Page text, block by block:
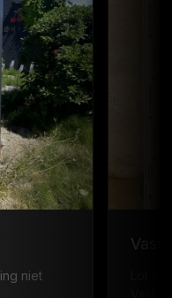
niet
Vast